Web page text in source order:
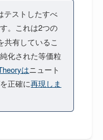
テストしたすべ
。これは2つの
共有しているこ
化された等価粒
はニュート
正確に再現しま